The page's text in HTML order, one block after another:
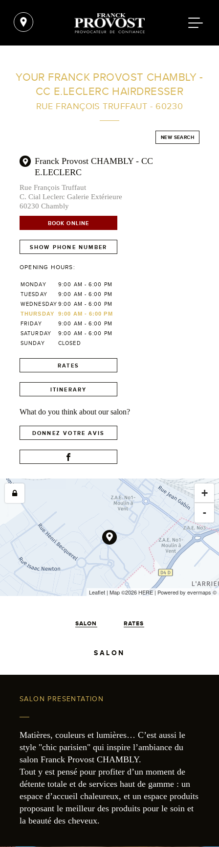
FILTER
YOUR FRANCK PROVOST CHAMBLY -
CC E.LECLERC HAIRDRESSER
RUE FRANÇOIS TRUFFAUT - 60230
NEW SEARCH
Franck Provost CHAMBLY - CC
E.LECLERC
Rue François Truffaut
C. Cial Leclerc Galerie Extérieure
60230 Chambly
BOOK ONLINE
SHOW PHONE NUMBER
OPENING HOURS:
MONDAY
9:00 AM - 6:00 PM
TUESDAY
9:00 AM - 6:00 PM
WEDNESDAY 9:00 AM - 6:00 PM
THURSDAY
9:00 AM - 6:00 PM
FRIDAY
9:00 AM - 6:00 PM
SATURDAY
9:00 AM - 6:00 PM
SUNDAY
CLOSED
RATES
ITINERARY
What do you think about our salon?
DONNEZ VOTRE AVIS
+
-
Leaflet | Map ©2026 HERE| Powered by evermaps ©
SALON RATES
SALON
SALON PRESENTATION
Matières, couleurs et lumières… C’est aussi le
style "chic parisien" qui inspire l’ambiance du
salon Franck Provost CHAMBLY.
Tout y est pensé pour profiter d’un moment de
détente totale et de services haut de gamme : un
espace d’accueil chaleureux, et un espace produits
proposant le meilleur des produits pour le soin et
la beauté des cheveux.